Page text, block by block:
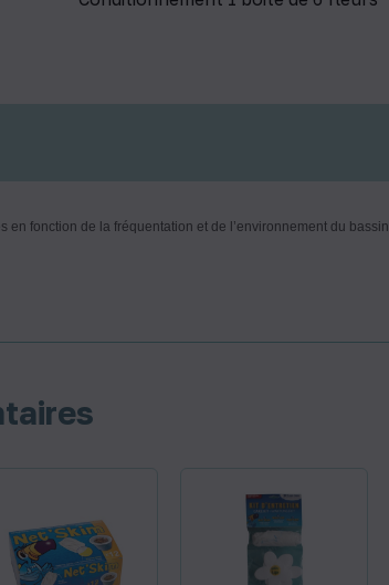
fonction de la fréquentation et de l’environnement du bassin.